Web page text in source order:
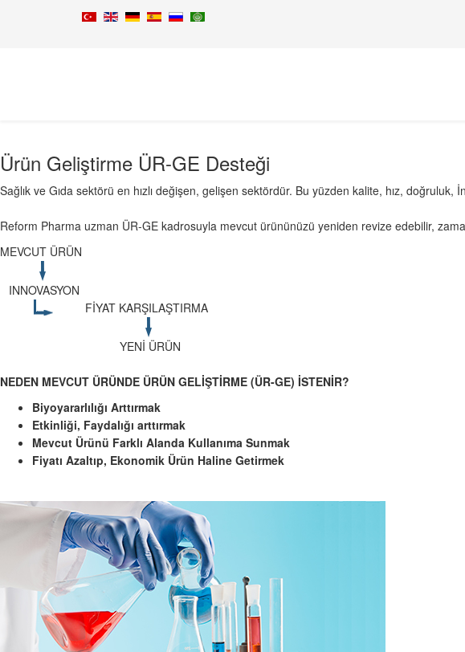
Ürün Geliştirme ÜR-GE Desteği
Sağlık ve Gıda sektörü en hızlı değişen, gelişen sektördür. Bu yüzden kalite, hız,
Reform Pharma uzman ÜR-GE kadrosuyla mevcut ürününüzü yeniden revize edebilir,
MEVCUT ÜRÜN
INNOVASYON
FİYAT KARŞILAŞTIRMA
YENİ ÜRÜN
NEDEN MEVCUT ÜRÜNDE ÜRÜN GELİŞTİRME (ÜR-GE) İSTENİR?
Biyoyararlılığı Arttırmak
Etkinliği, Faydalığı arttırmak
Mevcut Ürünü Farklı Alanda Kullanıma Sunmak
Fiyatı Azaltıp, Ekonomik Ürün Haline Getirmek